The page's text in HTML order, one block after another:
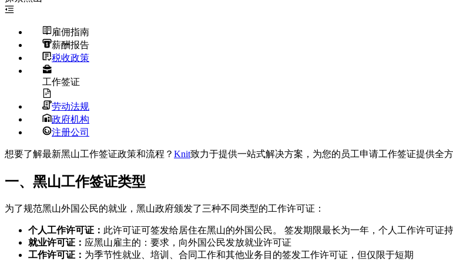
雇佣指南
薪酬报告
税收政策
工作签证
劳动法规
政府机构
注册公司
想要了解最新黑山工作签证政策和流程？ Knit致力于提供一站式解决方案，为您的员工申请工作签证提供全
一、黑山工作签证类型
为了规范黑山外国公民的就业，黑山政府颁发了三种不同类型的工作许可证：
个人工作许可证： 此许可证可签发给居住在黑山的外国公民。 签发期限最长为一年，个人工作许可证
就业许可证： 应黑山雇主的：要求，向外国公民发放就业许可证
工作许可证： 为季节性就业、培训、合同工作和其他业务目的签发工作许可证，但仅限于短期